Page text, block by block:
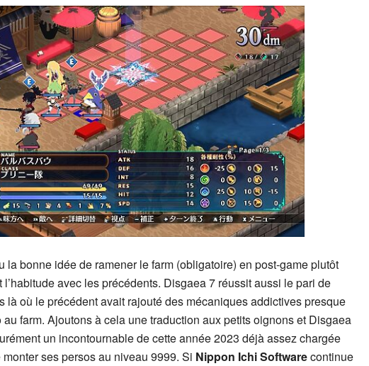
la bonne idée de ramener le farm (obligatoire) en post-game plutôt
l’habitude avec les précédents. Disgaea 7 réussit aussi le pari de
là où le précédent avait rajouté des mécaniques addictives presque
farm. Ajoutons à cela une traduction aux petits oignons et Disgaea
un incontournable de cette année 2023 déjà assez chargée
ses persos au niveau 9999. Si Nippon Ichi Softwarecontinue